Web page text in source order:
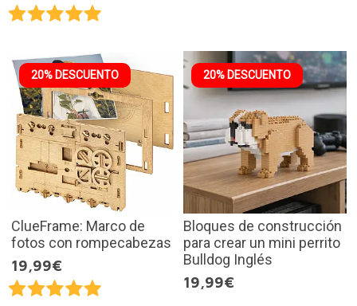
20% DESCUENTO
ClueFrame: Marco de
fotos con rompecabezas
19,99€
20% DESCUENTO
Bloques de construcción
para crear un mini perrito
Bulldog Inglés
19,99€